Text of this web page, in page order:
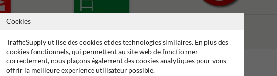
l'incendie
Cookies
TrafficSupply utilise des cookies et des technologies similaires. En plus des
cookies fonctionnels, qui permettent au site web de fonctionner
correctement, nous plaçons également des cookies analytiques pour vous
offrir la meilleure expérience utilisateur possible.